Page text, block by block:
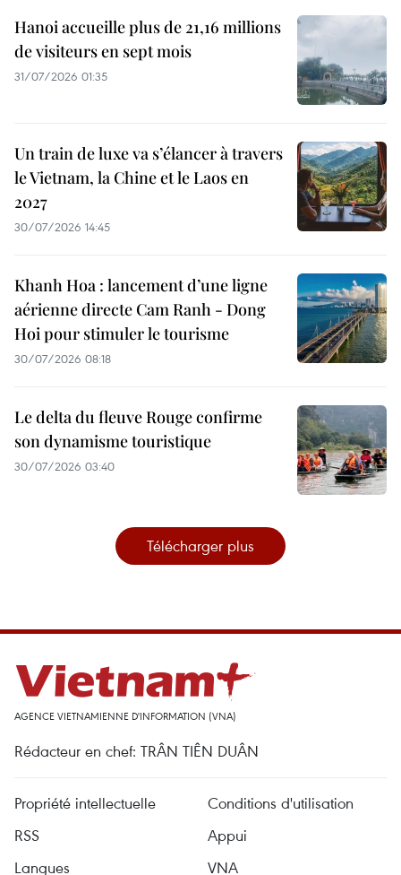
Hanoi accueille plus de 21,16 millions
de visiteurs en sept mois ​
31/07/2026 01:35
Un train de luxe va s’élancer à travers
le Vietnam, la Chine et le Laos en
2027
30/07/2026 14:45
Khanh Hoa : lancement d’une ligne
aérienne directe Cam Ranh - Dong
Hoi pour stimuler le tourisme
30/07/2026 08:18
Le delta du fleuve Rouge confirme
son dynamisme touristique
30/07/2026 03:40
Télécharger plus
AGENCE VIETNAMIENNE D'INFORMATION (VNA)
Rédacteur en chef: TRÂN TIÊN DUÂN
Propriété intellectuelle
Conditions d'utilisation
RSS
Appui
Langues
VNA